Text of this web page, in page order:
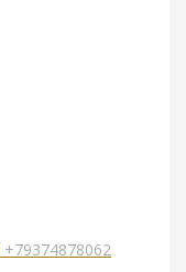
+79374878062